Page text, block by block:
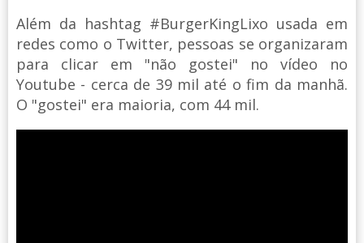
Além da hashtag #BurgerKingLixo usada em
redes como o Twitter, pessoas se organizaram
para clicar em "não gostei" no vídeo no
Youtube - cerca de 39 mil até o fim da manhã.
O "gostei" era maioria, com 44 mil.